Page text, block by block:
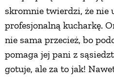
skromnie twierdzi, że nie
profesjonalną kucharkę.
nie sama przecież, bo
pomaga jej pani z
gotuje, ale za to jak!